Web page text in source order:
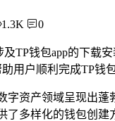
1.3K 0
TP钱包app的下载
用户顺利完成TP钱
字资产领域呈现出
多样化的钱包创建